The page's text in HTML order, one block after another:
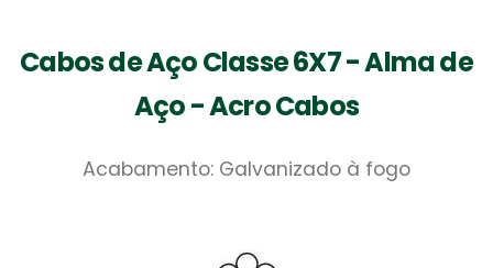
Cabos de Aço Classe 6X7 - Alma de
Aço - Acro Cabos
Acabamento: Galvanizado à fogo